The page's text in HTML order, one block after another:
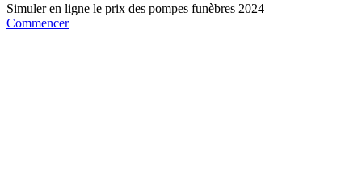
Simuler en ligne le prix des pompes funèbres 2024
Commencer